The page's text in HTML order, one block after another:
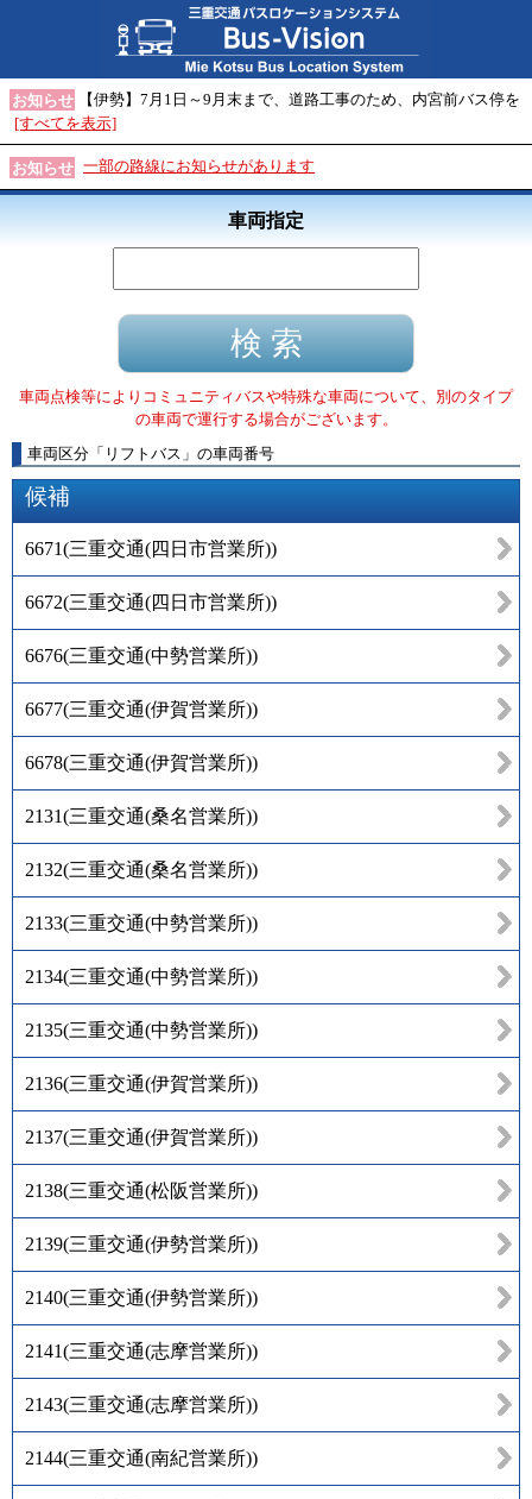
お知らせ
【伊勢】7月1日～9月末まで、道路工事のため、内宮前バス停を
[すべてを表示]
お知らせ 一部の路線にお知らせがあります
車両指定
車両点検等によりコミュニティバスや特殊な車両について、別のタイプ
の車両で運行する場合がございます。
車両区分 「 リフトバス 」 の車両番号
候補
6671(三重交通(四日市営業所))
6672(三重交通(四日市営業所))
6676(三重交通(中勢営業所))
6677(三重交通(伊賀営業所))
6678(三重交通(伊賀営業所))
2131(三重交通(桑名営業所))
2132(三重交通(桑名営業所))
2133(三重交通(中勢営業所))
2134(三重交通(中勢営業所))
2135(三重交通(中勢営業所))
2136(三重交通(伊賀営業所))
2137(三重交通(伊賀営業所))
2138(三重交通(松阪営業所))
2139(三重交通(伊勢営業所))
2140(三重交通(伊勢営業所))
2141(三重交通(志摩営業所))
2143(三重交通(志摩営業所))
2144(三重交通(南紀営業所))